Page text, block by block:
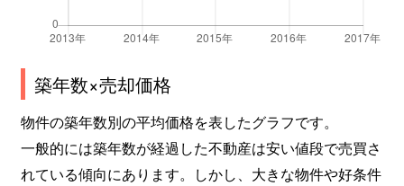
築年数×売却価格
物件の築年数別の平均価格を表したグラフです。
一般的には築年数が経過した不動産は安い値段で売買さ
れている傾向にあります。しかし、大きな物件や好条件